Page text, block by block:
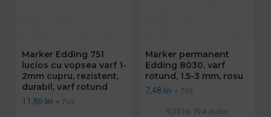
Marker Edding 751
lucios cu vopsea varf 1-
2mm cupru, rezistent,
durabil, varf rotund
11,86 lei + TVA
Marker permanent
Edding 8030, varf
rotund, 1.5-3 mm, rosu
7,48 lei + TVA
9,05 lei TVA inclus